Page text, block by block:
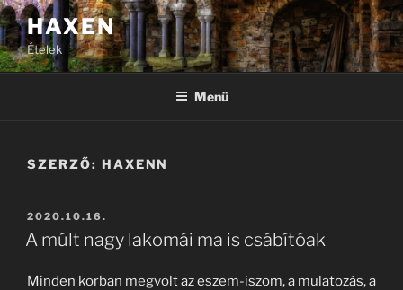
Tartalomhoz
HAXEN
Ételek
Menü
SZERZŐ: HAXENN
BEKÜLDVE:
2020.10.16.
A múlt nagy lakomái ma is csábítóak
Minden korban megvolt az eszem-iszom, a mulatozás, a